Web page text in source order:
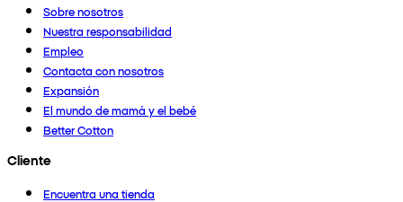
Sobre nosotros
Nuestra responsabilidad
Empleo
Contacta con nosotros
Expansión
El mundo de mamá y el bebé
Better Cotton
Cliente
Encuentra una tienda